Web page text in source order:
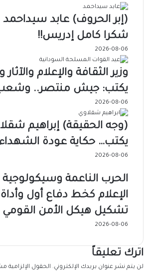
(إبر الحروف) عابد
شكرا كامل إدريس!!
2026-08-06
وزير الثقافة والإعلام
يكتب: جيش منتصر..
2026-08-06
(وجه الحقيقة) إبراهيم
يكتب… حكاية عودة
2026-08-06
الحرب الناعمة وسيكولوجية
الإعلام كخط دفاع أول وأداة
تشكيل هيكل الأمن القومي
2026-08-06
اترك تعليقاً
لن يتم نشر عنوان بريدك الإلكتروني. الحقول الإلزامية